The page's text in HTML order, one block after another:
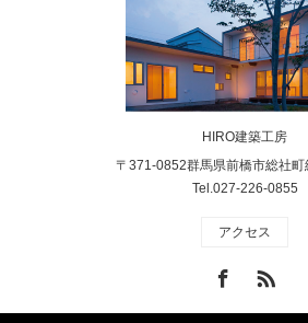
HIRO建築工房
〒371-0852群馬県前橋市総社
Tel.027-226-0855
アクセス